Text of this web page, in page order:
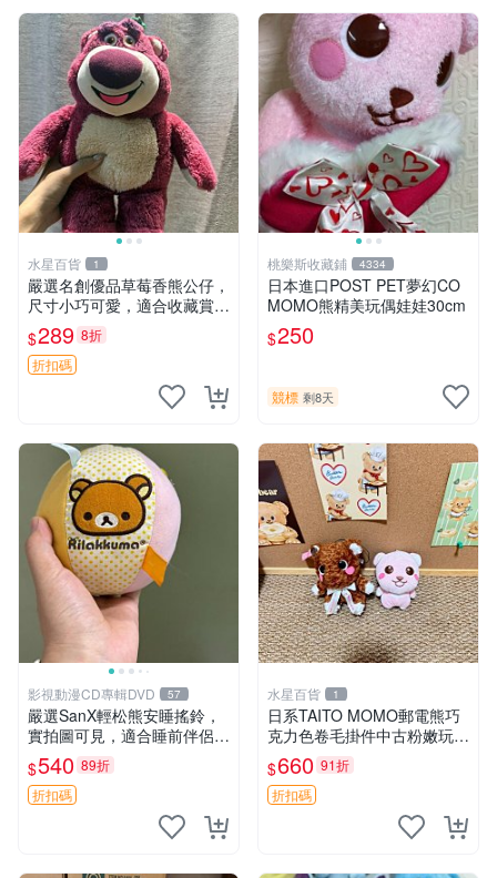
水星百貨 1
嚴選名創優品草莓香熊公仔，
尺寸小巧可愛，適合收藏賞玩
30cm 玩具 公仔 草莓熊
$289 8折
折扣碼
桃樂斯收藏鋪 4334
日本進口POST PET夢幻CO
MOMO熊精美玩偶娃娃30cm
$250
競標 剩8天
影視動漫CD專輯DVD 57
嚴選SanX輕松熊安睡搖鈴，
實拍圖可見，適合睡前伴侶，
Picks安撫好物 0325 懸吊 電
腦
$540 89折
折扣碼
水星百貨 1
日系TAITO MOMO郵電熊巧
克力色卷毛掛件中古粉嫩玩偶
微瑕推薦 postpet momo 郵
電熊 中古玩偶
$660 91折
折扣碼